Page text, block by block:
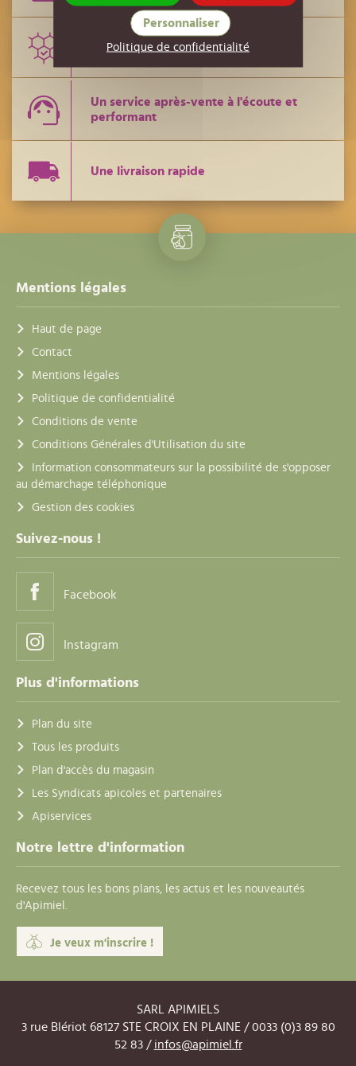
Des conseils de techniciens
Un service après-vente à l'écoute et
performant
Une livraison rapide
Mentions légales
Haut de page
Contact
Mentions légales
Politique de confidentialité
Conditions de vente
Conditions Générales d'Utilisation du site
Information consommateurs sur la possibilité de s'opposer
au démarchage téléphonique
Gestion des cookies
Suivez-nous !
Facebook
Instagram
Plus d'informations
Plan du site
Tous les produits
Plan d'accès du magasin
Les Syndicats apicoles et partenaires
Apiservices
Notre lettre d'information
Recevez tous les bons plans, les actus et les nouveautés
d'Apimiel.
Je veux m'inscrire !
SARL APIMIELS
3 rue Blériot 68127 STE CROIX EN PLAINE / 0033 (0)3 89 80
52 83 / infos@apimiel.fr
Personnaliser
Politique de confidentialité